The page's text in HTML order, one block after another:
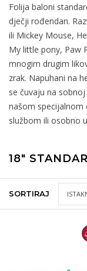
Folija baloni
dječji rođendan.
ili Mickey Mouse,
My little pony, Paw
mnogim drugim
zrak. Napuhani na
se čuvaju na
našom specijalnom
službom ili osobno
18"
SORTIRAJ